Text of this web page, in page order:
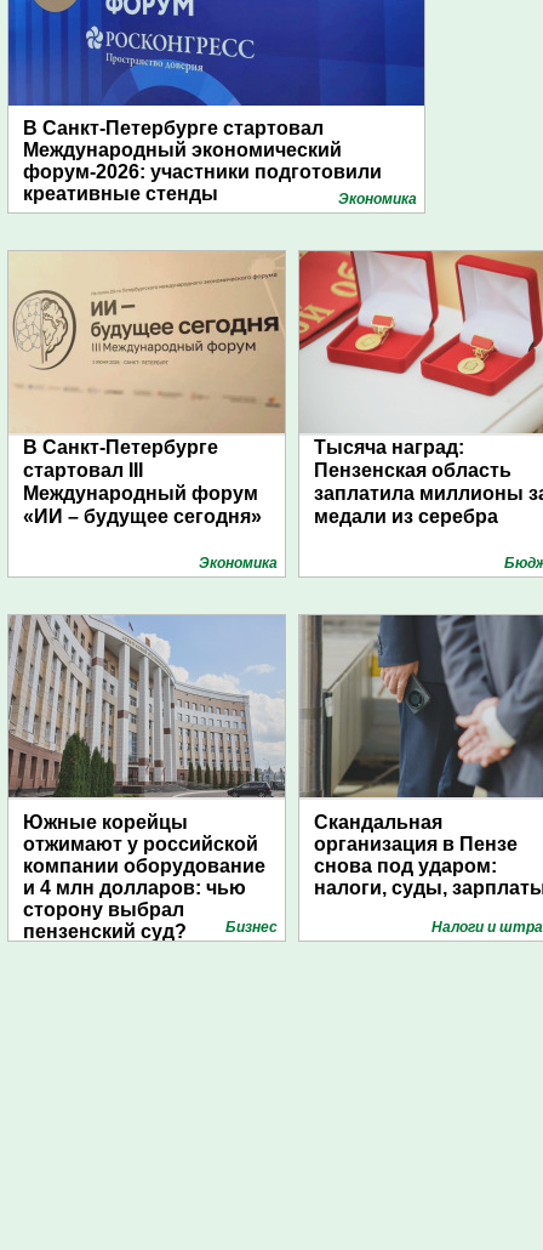
В Санкт-Петербурге стартовал
Международный экономический
форум-2026: участники подготовили
креативные стенды
Экономика
В Санкт-Петербурге
стартовал III
Международный форум
«ИИ – будущее сегодня»
Экономика
Тысяча наград:
Пензенская область
заплатила миллионы
медали из серебра
Южные корейцы
отжимают у российской
компании оборудование
и 4 млн долларов: чью
сторону выбрал
пензенский суд?
Бизнес
Скандальная
организация в Пензе
снова под ударом:
налоги, суды,
Налоги и